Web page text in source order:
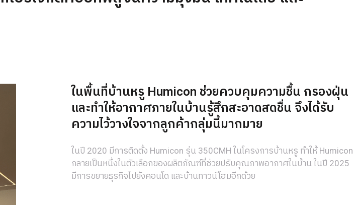
ในพื้นที่บ้านหรู Humicon ช่วยควบคุมความชื้น กรองฝุ่น
และทำให้อากาศภายในบ้านรู้สึกสะอาดสดชื่น จึงได้รับ
ความไว้วางใจจากลูกค้ากลุ่มนี้มากมาย
ในปี 2020 มีการติดตั้ง Humicon รุ่น 350CMH ในโครงการบ้านหรู ทำให้ Humicon
กลายเป็นหนึ่งในตัวเลือกของผลิตภัณฑ์ที่ช่วยปรับคุณภาพอากาศในบ้าน ในปี 2025
มีการขยายธุรกิจไปยังคอนโด และบ้านทาวน์โฮมอีกด้วย